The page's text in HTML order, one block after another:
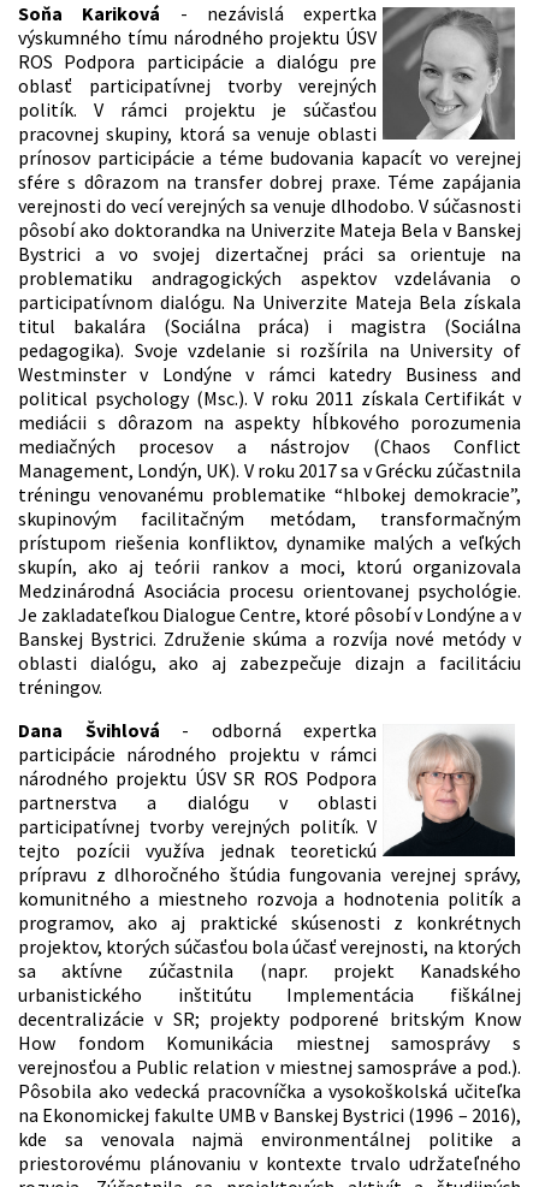
Soňa Kariková - nezávislá expertka
výskumného tímu národného projektu ÚSV
ROS Podpora participácie a dialógu pre
oblasť participatívnej tvorby verejných
politík. V rámci projektu je súčasťou
pracovnej skupiny, ktorá sa venuje oblasti
prínosov participácie a téme budovania kapacít vo verejnej
sfére s dôrazom na transfer dobrej praxe. Téme zapájania
verejnosti do vecí verejných sa venuje dlhodobo. V súčasnosti
pôsobí ako doktorandka na Univerzite Mateja Bela v Banskej
Bystrici a vo svojej dizertačnej práci sa orientuje na
problematiku andragogických aspektov vzdelávania o
participatívnom dialógu. Na Univerzite Mateja Bela získala
titul bakalára (Sociálna práca) i magistra (Sociálna
pedagogika). Svoje vzdelanie si rozšírila na University of
Westminster v Londýne v rámci katedry Business and
political psychology (Msc.). V roku 2011 získala Certifikát v
mediácii s dôrazom na aspekty hĺbkového porozumenia
mediačných procesov a nástrojov (Chaos Conflict
Management, Londýn, UK). V roku 2017 sa v Grécku zúčastnila
tréningu venovanému problematike “hlbokej demokracie”,
skupinovým facilitačným metódam, transformačným
prístupom riešenia konfliktov, dynamike malých a veľkých
skupín, ako aj teórii rankov a moci, ktorú organizovala
Medzinárodná Asociácia procesu orientovanej psychológie.
Je zakladateľkou Dialogue Centre, ktoré pôsobí v Londýne a v
Banskej Bystrici. Združenie skúma a rozvíja nové metódy v
oblasti dialógu, ako aj zabezpečuje dizajn a facilitáciu
tréningov.
Dana Švihlová - odborná expertka
participácie národného projektu v rámci
národného projektu ÚSV SR ROS Podpora
partnerstva a dialógu v oblasti
participatívnej tvorby verejných politík. V
tejto pozícii využíva jednak teoretickú
prípravu z dlhoročného štúdia fungovania verejnej správy,
komunitného a miestneho rozvoja a hodnotenia politík a
programov, ako aj praktické skúsenosti z konkrétnych
projektov, ktorých súčasťou bola účasť verejnosti, na ktorých
sa aktívne zúčastnila (napr. projekt Kanadského
urbanistického inštitútu Implementácia fiškálnej
decentralizácie v SR; projekty podporené britským Know
How fondom Komunikácia miestnej samosprávy s
verejnosťou a Public relation v miestnej samospráve a pod.).
Pôsobila ako vedecká pracovníčka a vysokoškolská učiteľka
na Ekonomickej fakulte UMB v Banskej Bystrici (1996 – 2016),
kde sa venovala najmä environmentálnej politike a
priestorovému plánovaniu v kontexte trvalo udržateľného